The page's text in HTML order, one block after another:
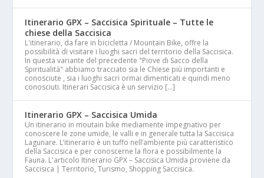
Itinerario GPX – Saccisica Spirituale – Tutte le
chiese della Saccisica
L'itinerario, da fare in bicicletta / Mountain Bike, offre la
possibilità di visitare i luoghi sacri del territorio della Saccisica.
In questa variante del precedente "Piove di Sacco della
Spiritualità" abbiamo tracciato sia le Chiese più importanti e
conosciute , sia i luoghi sacri ormai dimenticati e quindi meno
conosciuti. Itinerari Saccisica è un servizio […]
Itinerario GPX – Saccisica Umida
Un itinerario in moutain bike mediamente impegnativo per
conoscere le zone umide, le valli e in generale tutta la Saccisica
Lagunare. L’itinerario è un tuffo nell’ambiente più caratteristico
della Saccisica e per conoscerne la flora e possibilmente la
Fauna. L'articolo Itinerario GPX – Saccisica Umida proviene da
Saccisica | Territorio, Turismo, Shopping Saccisica.